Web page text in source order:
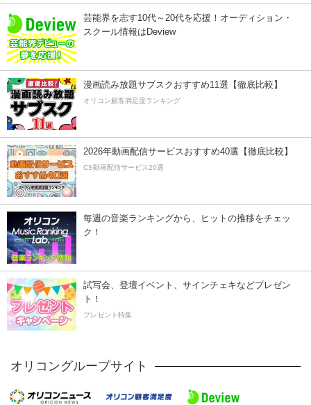
芸能界を志す10代～20代を応援！オーディション・
スクール情報はDeview
漫画読み放題サブスクおすすめ11選【徹底比較】
オリコン顧客満足度ランキング
2026年動画配信サービスおすすめ40選【徹底比較】
CS動画配信サービス20選
毎週の音楽ランキングから、ヒットの推移をチェッ
ク！
試写会、登壇イベント、サインチェキなどプレゼン
ト！
プレゼント特集
オリコングループサイト